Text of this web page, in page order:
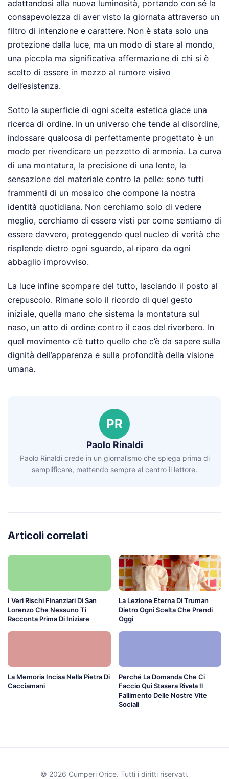
adattandosi alla nuova luminosità, portando con sé la
consapevolezza di aver visto la giornata attraverso un
filtro di intenzione e carattere. Non è stata solo una
protezione dalla luce, ma un modo di stare al mondo,
una piccola ma significativa affermazione di chi si è
scelto di essere in mezzo al rumore visivo
dell’esistenza.
Sotto la superficie di ogni scelta estetica giace una
ricerca di ordine. In un universo che tende al disordine,
indossare qualcosa di perfettamente progettato è un
modo per rivendicare un pezzetto di armonia. La curva
di una montatura, la precisione di una lente, la
sensazione del materiale contro la pelle: sono tutti
frammenti di un mosaico che compone la nostra
identità quotidiana. Non cerchiamo solo di vedere
meglio, cerchiamo di essere visti per come sentiamo di
essere davvero, proteggendo quel nucleo di verità che
risplende dietro ogni sguardo, al riparo da ogni
abbaglio improvviso.
La luce infine scompare del tutto, lasciando il posto al
crepuscolo. Rimane solo il ricordo di quel gesto
iniziale, quella mano che sistema la montatura sul
naso, un atto di ordine contro il caos del riverbero. In
quel movimento c’è tutto quello che c’è da sapere sulla
dignità dell’apparenza e sulla profondità della visione
umana.
PR
Paolo Rinaldi
Paolo Rinaldi crede in un giornalismo che spiega prima di
semplificare, mettendo sempre al centro il lettore.
Articoli correlati
I Veri Rischi Finanziari Di San
Lorenzo Che Nessuno Ti
Racconta Prima Di Iniziare
La Lezione Eterna Di Truman
Dietro Ogni Scelta Che Prendi
Oggi
La Memoria Incisa Nella Pietra Di
Cacciamani
Perché La Domanda Che Ci
Faccio Qui Stasera Rivela Il
Fallimento Delle Nostre Vite
Sociali
© 2026 Cumperi Orice. Tutti i diritti riservati.